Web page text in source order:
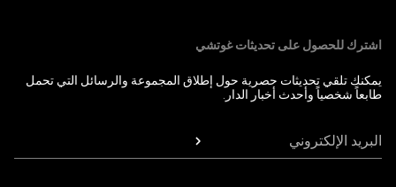
اشترك للحصول على تحديثات غوتشي
يمكنك تلقي تحديثات حصرية حول إطلاق المجموعة والرسائل التي تحمل
طابعاً شخصياً وأحدث أخبار الدار.
البريد الإلكتروني